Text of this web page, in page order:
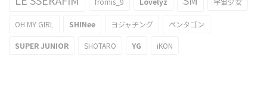
OH MY GIRL SHINee ヨジャチング ペンタゴン
SUPER JUNIOR SHOTARO YG iKON